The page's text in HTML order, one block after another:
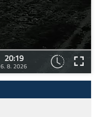
20:19
6. 8. 2026